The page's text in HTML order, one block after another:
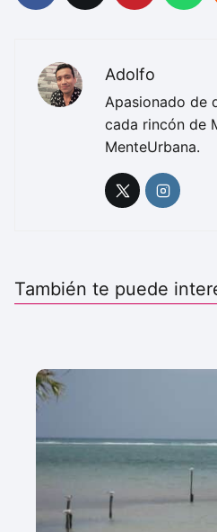
Adolfo
Apasionado de
cada rincón de
MenteUrbana.
También te puede